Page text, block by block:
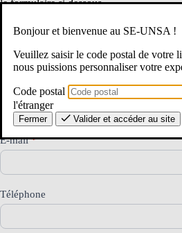
le formulaire si dessous.
[NMZ]
Affectation
Nom*
Prénom
E-mail*
Téléphone
Bonjour et bienvenue au SE-UNSA !
Veuillez saisir le code postal de votre
nous puissions personnaliser votre
Code postal
l'étranger
Fermer Valider et accéder au site